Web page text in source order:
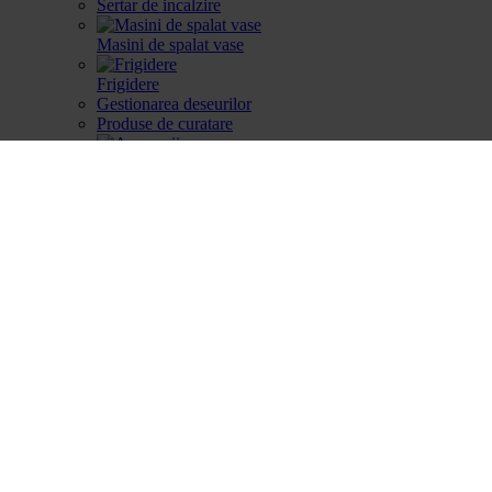
Sertar de incalzire
Masini de spalat vase
Frigidere
Gestionarea deseurilor
Produse de curatare